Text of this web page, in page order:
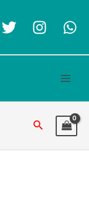
Arama